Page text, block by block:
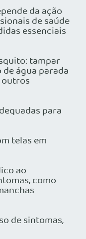
da ação
de saúde
essenciais
tampar
de água parada
outros
para
telas em
ao
como
de sintomas,